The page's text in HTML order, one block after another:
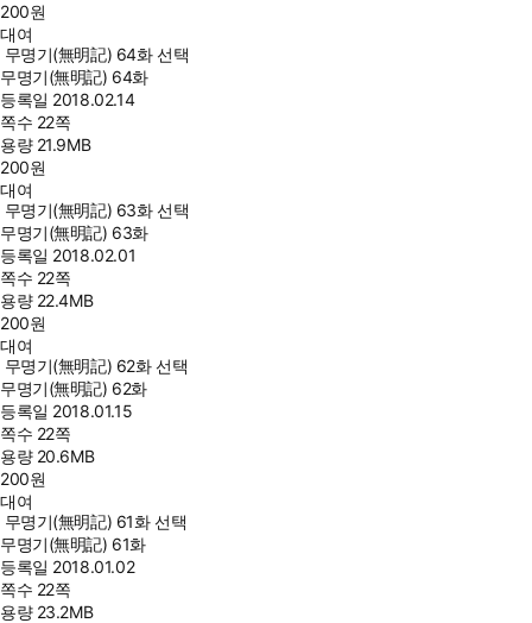
200원
대여
무명기(無明記) 64화 선택
무명기(無明記) 64화
등록일 2018.02.14
쪽수 22쪽
용량 21.9MB
200원
대여
무명기(無明記) 63화 선택
무명기(無明記) 63화
등록일 2018.02.01
쪽수 22쪽
용량 22.4MB
200원
대여
무명기(無明記) 62화 선택
무명기(無明記) 62화
등록일 2018.01.15
쪽수 22쪽
용량 20.6MB
200원
대여
무명기(無明記) 61화 선택
무명기(無明記) 61화
등록일 2018.01.02
쪽수 22쪽
용량 23.2MB